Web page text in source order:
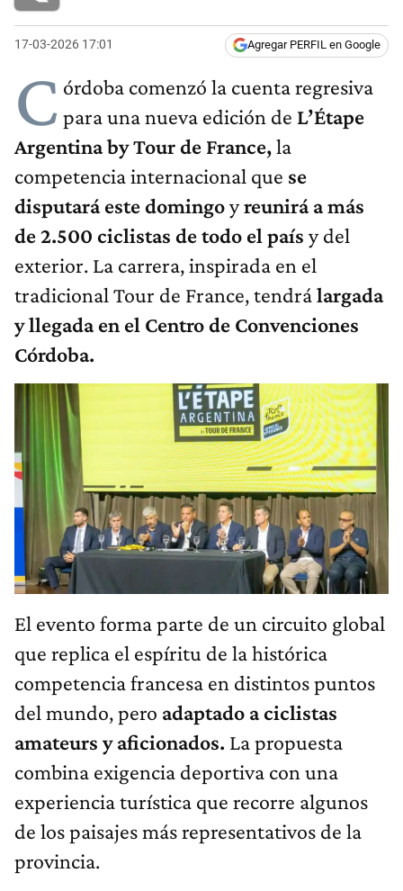
17-03-2026 17:01 Agregar PERFIL en Google
C órdoba comenzó la cuenta regresiva
para una nueva edición de L’Étape
Argentina by Tour de France,la
competencia internacional que se
disputará este domingoyreunirá a más
de 2.500 ciclistas de todo el país y del
exterior. La carrera, inspirada en el
tradicional Tour de France, tendrálargada
y llegada en el Centro de Convenciones
Córdoba.
El evento forma parte de un circuito global
que replica el espíritu de la histórica
competencia francesa en distintos puntos
del mundo, pero adaptado a ciclistas
amateurs y aficionados. La propuesta
combina exigencia deportiva con una
experiencia turística que recorre algunos
de los paisajes más representativos de la
provincia.